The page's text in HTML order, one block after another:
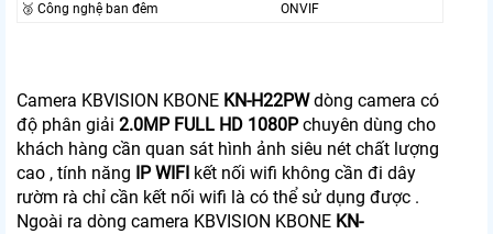
🥉 Công nghệ ban đêm
ONVIF
Camera KBVISION KBONE KN-H22PWdòng camera có
độ phân giải 2.0MP FULL HD 1080Pchuyên dùng cho
khách hàng cần quan sát hình ảnh siêu nét chất lượng
cao , tính năng IP WIFI kết nối wifi không cần đi dây
rườm rà chỉ cần kết nối wifi là có thể sử dụng được .
Ngoài ra dòng camera KBVISION KBONE KN-